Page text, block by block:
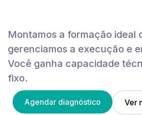
Montamos a formação ideal
gerenciamos a execução e
Você ganha capacidade
fixo.
Agendar diagnóstico Ver